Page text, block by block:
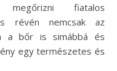
fiatalos
révén nemcsak az
a bőr is simábbá és
egy természetes és